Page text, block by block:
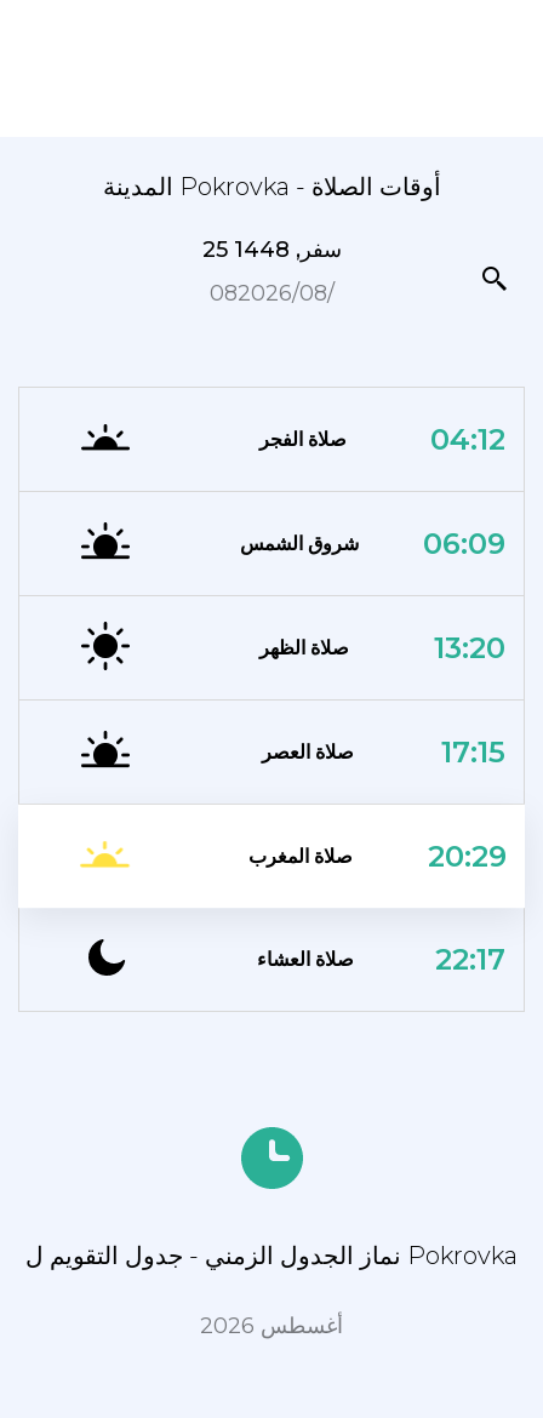
المدينة Pokrovka - أوقات الصلاة
25 سفر, 1448
08‏/08‏/2026
صلاة الفجر 04:12
شروق الشمس 06:09
صلاة الظهر 13:20
صلاة العصر 17:15
صلاة المغرب 20:29
صلاة العشاء 22:17
نماز الجدول الزمني - جدول التقويم ل Pokrovka
أغسطس 2026